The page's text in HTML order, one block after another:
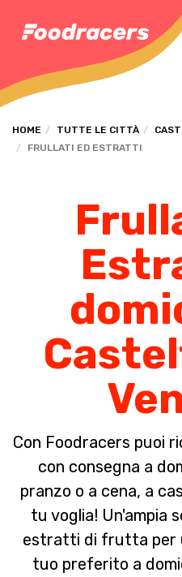
HOME TUTTE LE CITTÀ
FRULLATI ED ESTRATTI
Con Foodracers puoi
con consegna a
pranzo o a cena, a
tu voglia! Un'ampia
estratti di frutta per
tuo preferito a